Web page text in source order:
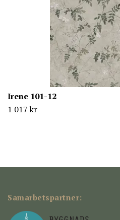
Irene 101-12
1 017 kr
Samarbetspartner: